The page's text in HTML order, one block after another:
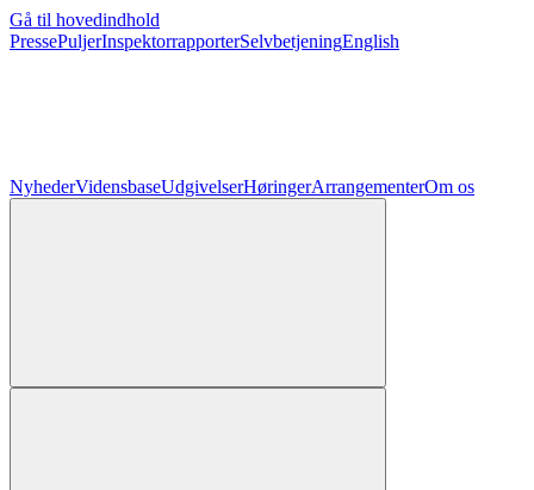
Gå til hovedindhold
PressePuljerInspektorrapporterSelvbetjeningEnglish
NyhederVidensbaseUdgivelserHøringerArrangementerOm os